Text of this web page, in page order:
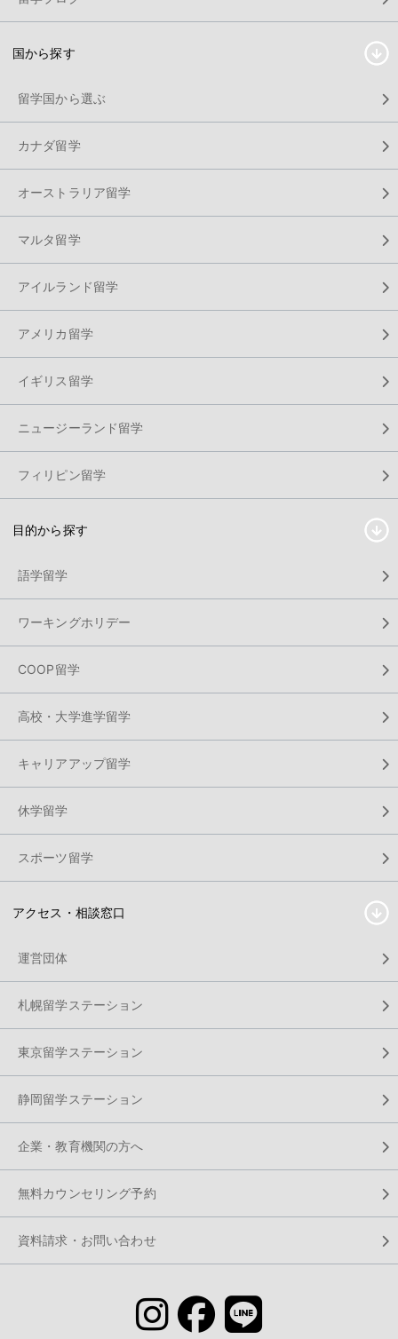
国から探す
留学国から選ぶ
カナダ留学
オーストラリア留学
マルタ留学
アイルランド留学
アメリカ留学
イギリス留学
ニュージーランド留学
フィリピン留学
目的から探す
語学留学
ワーキングホリデー
COOP留学
高校・大学進学留学
キャリアアップ留学
休学留学
スポーツ留学
アクセス・相談窓口
運営団体
札幌留学ステーション
東京留学ステーション
静岡留学ステーション
企業・教育機関の方へ
無料カウンセリング予約
資料請求・お問い合わせ